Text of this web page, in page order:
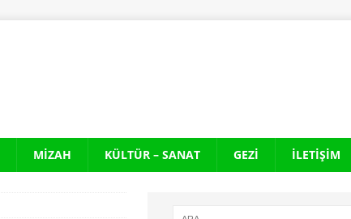
MIZAH KÜLTÜR – SANAT GEZI İLETIŞIM